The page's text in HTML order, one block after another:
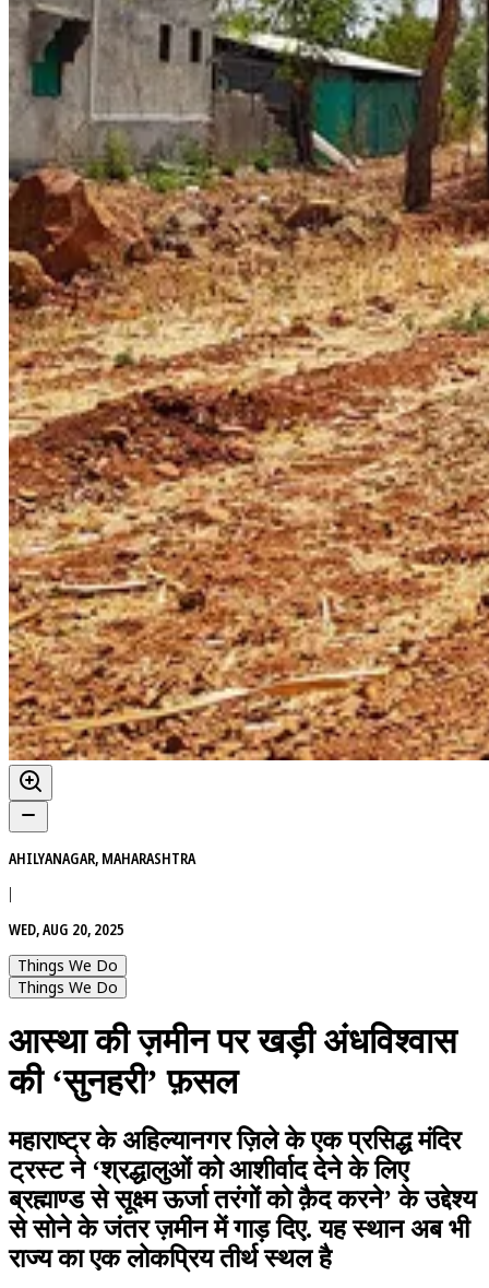
AHILYANAGAR, MAHARASHTRA
|
WED, AUG 20, 2025
Things We Do
Things We Do
आस्था की ज़मीन पर खड़ी अंधविश्वास
की ‘सुनहरी’ फ़सल
महाराष्ट्र के अहिल्यानगर ज़िले के एक प्रसिद्ध मंदिर
ट्रस्ट ने ‘श्रद्धालुओं को आशीर्वाद देने के लिए
ब्रह्माण्ड से सूक्ष्म ऊर्जा तरंगों को क़ैद करने’ के उद्देश्य
से सोने के जंतर ज़मीन में गाड़ दिए. यह स्थान अब भी
राज्य का एक लोकप्रिय तीर्थ स्थल है